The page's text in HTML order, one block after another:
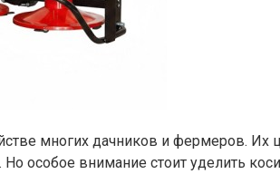
многих дачников и фермеров.
Но особое внимание стоит уделить